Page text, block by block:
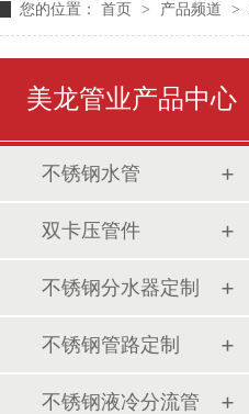
您的位置： 首页 > 产品频道 >
美龙管业产品中心
不锈钢水管
双卡压管件
不锈钢分水器定制
不锈钢管路定制
不锈钢液冷分流管